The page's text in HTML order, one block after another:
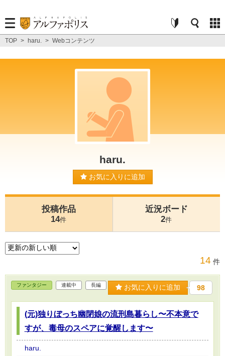
TOP > haru. > Webコンテンツ
haru.
お気に入りに追加
投稿作品
14件
近況ボード
2件
14 件
ファンタジー 連載中 長編 お気に入りに追加 98
(元)独りぼっち幽閉娘の流刑島暮らし〜不本意で
すが、毒母のスペアに覚醒します〜
haru.